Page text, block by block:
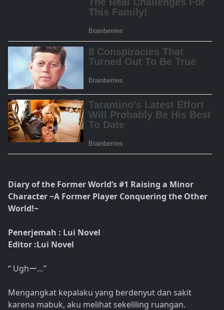
Diary of the Former World’s #1 Raising a Minor
Character ~A Former Player Conquering the Other
World!~
Penerjemah : Lui Novel
Editor :Lui Novel
“ Ughー…”
Mengangkat kepalaku yang berdenyut dan sakit
karena mabuk, aku melihat sekeliling ruangan.